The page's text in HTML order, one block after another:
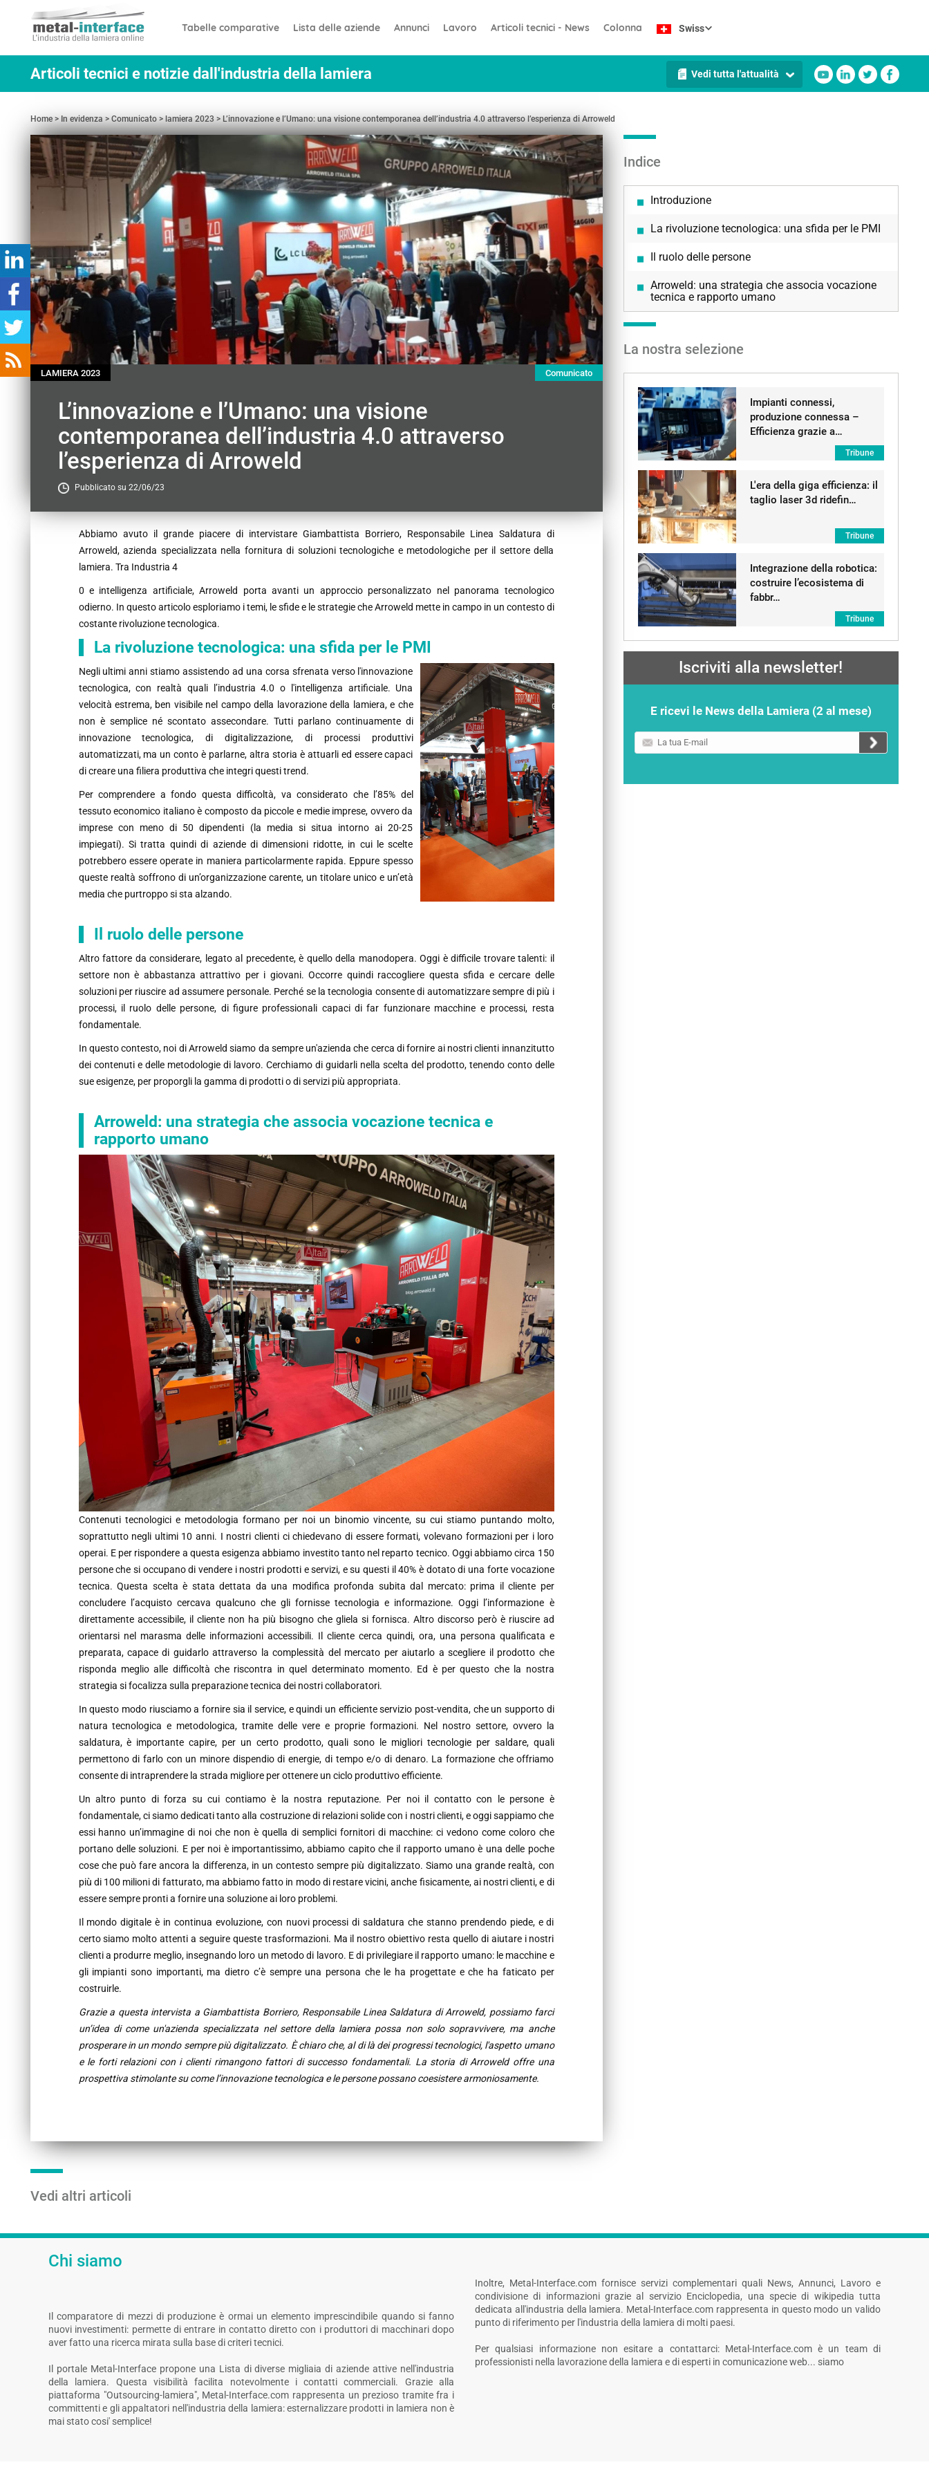
contenuto
Tabelle comparative Lista delle aziende Annunci Lavoro Articoli tecnici - News Colonna Swiss
Articoli tecnici e notizie dall'industria della lamiera Vedi tutta l'attualità
Home In evidenza Comunicato lamiera 2023 L’innovazione e l’Umano: una visione contemporanea dell’industria 4.0 attraverso l’esperienza di Arroweld
LAMIERA 2023 Comunicato
L’innovazione e l’Umano: una visione
contemporanea dell’industria 4.0 attraverso
l’esperienza di Arroweld
Pubblicato su 22/06/23
Contenu
Abbiamo avuto il grande piacere di intervistare Giambattista Borriero, Responsabile Linea Saldatura di
Arroweld, azienda specializzata nella fornitura di soluzioni tecnologiche e metodologiche per il settore della
lamiera. Tra Industria 4
0 e intelligenza artificiale, Arroweld porta avanti un approccio personalizzato nel panorama tecnologico
odierno. In questo articolo esploriamo i temi, le sfide e le strategie che Arroweld mette in campo in un contesto di
costante rivoluzione tecnologica.
La rivoluzione tecnologica: una sfida per le PMI
Negli ultimi anni stiamo assistendo ad una corsa sfrenata verso l'innovazione
tecnologica, con realtà quali l’industria 4.0 o l'intelligenza artificiale. Una
velocità estrema, ben visibile nel campo della lavorazione della lamiera, e che
non è semplice né scontato assecondare. Tutti parlano continuamente di
innovazione tecnologica, di digitalizzazione, di processi produttivi
automatizzati, ma un conto è parlarne, altra storia è attuarli ed essere capaci
di creare una filiera produttiva che integri questi trend.
Per comprendere a fondo questa difficoltà, va considerato che l’85% del
tessuto economico italiano è composto da piccole e medie imprese, ovvero da
imprese con meno di 50 dipendenti (la media si situa intorno ai 20-25
impiegati). Si tratta quindi di aziende di dimensioni ridotte, in cui le scelte
potrebbero essere operate in maniera particolarmente rapida. Eppure spesso
queste realtà soffrono di un’organizzazione carente, un titolare unico e un’età
media che purtroppo si sta alzando.
Il ruolo delle persone
Altro fattore da considerare, legato al precedente, è quello della manodopera. Oggi è difficile trovare talenti: il
settore non è abbastanza attrattivo per i giovani. Occorre quindi raccogliere questa sfida e cercare delle
soluzioni per riuscire ad assumere personale. Perché se la tecnologia consente di automatizzare sempre di più i
processi, il ruolo delle persone, di figure professionali capaci di far funzionare macchine e processi, resta
fondamentale.
In questo contesto, noi di Arroweld siamo da sempre un'azienda che cerca di fornire ai nostri clienti innanzitutto
dei contenuti e delle metodologie di lavoro. Cerchiamo di guidarli nella scelta del prodotto, tenendo conto delle
sue esigenze, per proporgli la gamma di prodotti o di servizi più appropriata.
Arroweld: una strategia che associa vocazione tecnica e
rapporto umano
Contenuti tecnologici e metodologia formano per noi un binomio vincente, su cui stiamo puntando molto,
soprattutto negli ultimi 10 anni. I nostri clienti ci chiedevano di essere formati, volevano formazioni per i loro
operai. E per rispondere a questa esigenza abbiamo investito tanto nel reparto tecnico. Oggi abbiamo circa 150
persone che si occupano di vendere i nostri prodotti e servizi, e su questi il 40% è dotato di una forte vocazione
tecnica. Questa scelta è stata dettata da una modifica profonda subita dal mercato: prima il cliente per
concludere l’acquisto cercava qualcuno che gli fornisse tecnologia e informazione. Oggi l’informazione è
direttamente accessibile, il cliente non ha più bisogno che gliela si fornisca. Altro discorso però è riuscire ad
orientarsi nel marasma delle informazioni accessibili. Il cliente cerca quindi, ora, una persona qualificata e
preparata, capace di guidarlo attraverso la complessità del mercato per aiutarlo a scegliere il prodotto che
risponda meglio alle difficoltà che riscontra in quel determinato momento. Ed è per questo che la nostra
strategia si focalizza sulla preparazione tecnica dei nostri collaboratori.
In questo modo riusciamo a fornire sia il service, e quindi un efficiente servizio post-vendita, che un supporto di
natura tecnologica e metodologica, tramite delle vere e proprie formazioni. Nel nostro settore, ovvero la
saldatura, è importante capire, per un certo prodotto, quali sono le migliori tecnologie per saldare, quali
permettono di farlo con un minore dispendio di energie, di tempo e/o di denaro. La formazione che offriamo
consente di intraprendere la strada migliore per ottenere un ciclo produttivo efficiente.
Un altro punto di forza su cui contiamo è la nostra reputazione. Per noi il contatto con le persone è
fondamentale, ci siamo dedicati tanto alla costruzione di relazioni solide con i nostri clienti, e oggi sappiamo che
essi hanno un’immagine di noi che non è quella di semplici fornitori di macchine: ci vedono come coloro che
portano delle soluzioni. E per noi è importantissimo, abbiamo capito che il rapporto umano è una delle poche
cose che può fare ancora la differenza, in un contesto sempre più digitalizzato. Siamo una grande realtà, con
più di 100 milioni di fatturato, ma abbiamo fatto in modo di restare vicini, anche fisicamente, ai nostri clienti, e di
essere sempre pronti a fornire una soluzione ai loro problemi.
Il mondo digitale è in continua evoluzione, con nuovi processi di saldatura che stanno prendendo piede, e di
certo siamo molto attenti a seguire queste trasformazioni. Ma il nostro obiettivo resta quello di aiutare i nostri
clienti a produrre meglio, insegnando loro un metodo di lavoro. E di privilegiare il rapporto umano: le macchine e
gli impianti sono importanti, ma dietro c’è sempre una persona che le ha progettate e che ha faticato per
costruirle.
Grazie a questa intervista a Giambattista Borriero, Responsabile Linea Saldatura di Arroweld, possiamo farci
un’idea di come un'azienda specializzata nel settore della lamiera possa non solo sopravvivere, ma anche
prosperare in un mondo sempre più digitalizzato. È chiaro che, al di là dei progressi tecnologici, l'aspetto umano
e le forti relazioni con i clienti rimangono fattori di successo fondamentali. La storia di Arroweld offre una
prospettiva stimolante su come l’innovazione tecnologica e le persone possano coesistere armoniosamente.
Vedi altri articoli
Indice
Introduzione
La rivoluzione tecnologica: una sfida per le PMI
Il ruolo delle persone
Arroweld: una strategia che associa vocazione
tecnica e rapporto umano
La nostra selezione
Impianti connessi,
produzione connessa –
Efficienza grazie a…
Tribune
L'era della giga efficienza: il
taglio laser 3d ridefin…
Tribune
Integrazione della robotica:
costruire l’ecosistema di
fabbr…
Tribune
Iscriviti alla newsletter!
E ricevi le News della Lamiera (2 al mese)
La
tua
Chi siamo
Il comparatore di mezzi di produzione è ormai un elemento imprescindibile quando si fanno
nuovi investimenti: permette di entrare in contatto diretto con i produttori di macchinari dopo
aver fatto una ricerca mirata sulla base di criteri tecnici.
Il portale Metal-Interface propone una Lista di diverse migliaia di aziende attive nell'industria
della lamiera. Questa visibilità facilita notevolmente i contatti commerciali. Grazie alla
piattaforma "Outsourcing-lamiera", Metal-Interface.com rappresenta un prezioso tramite fra i
committenti e gli appaltatori nell'industria della lamiera: esternalizzare prodotti in lamiera non è
mai stato cosi' semplice!
Inoltre, Metal-Interface.com fornisce servizi complementari quali News, Annunci, Lavoro e
condivisione di informazioni grazie al servizio Enciclopedia, una specie di wikipedia tutta
dedicata all'industria della lamiera. Metal-Interface.com rappresenta in questo modo un valido
punto di riferimento per l'industria della lamiera di molti paesi.
Per qualsiasi informazione non esitare a contattarci: Metal-Interface.com è un team di
professionisti nella lavorazione della lamiera e di esperti in comunicazione web... siamo